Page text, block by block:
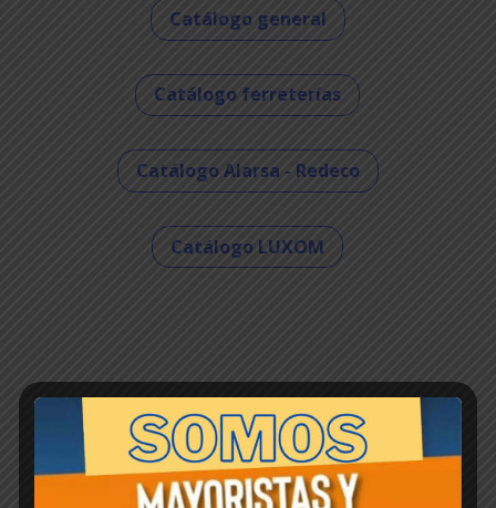
Catálogo general
Catálogo ferreterías
Catálogo Alarsa - Redeco
Catálogo LUXOM
Inicio / Roguard
Roguard
Mostrando el único resultado